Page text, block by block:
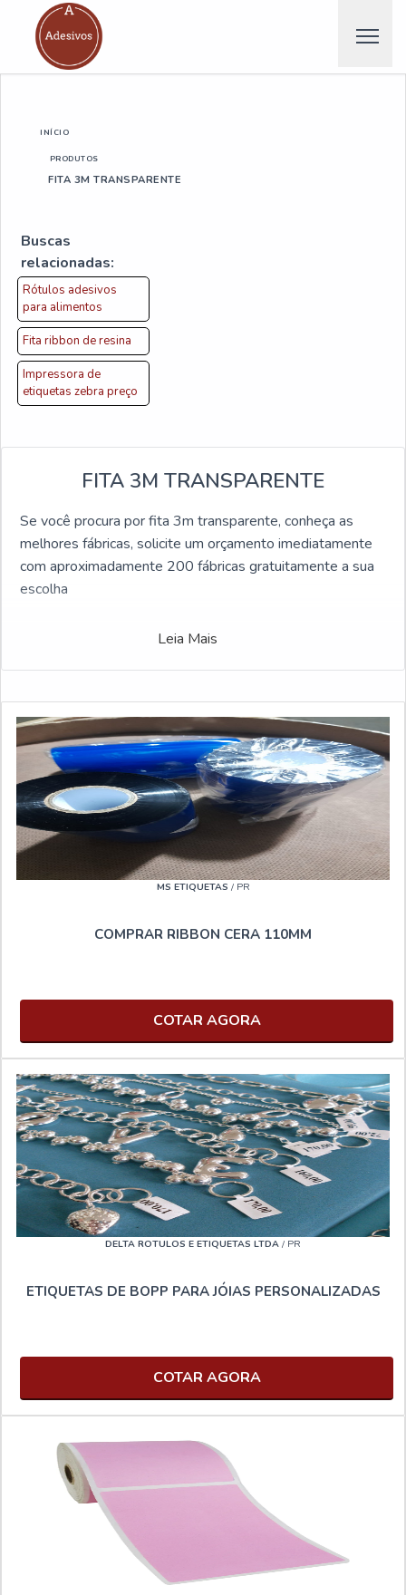
INÍCIO
PRODUTOS
FITA 3M TRANSPARENTE
Buscas
relacionadas:
Rótulos adesivos
para alimentos
Fita ribbon de resina
Impressora de
etiquetas zebra preço
FITA 3M TRANSPARENTE
Se você procura por fita 3m transparente, conheça as
melhores fábricas, solicite um orçamento imediatamente
com aproximadamente 200 fábricas gratuitamente a sua
escolha
Leia Mais
MS ETIQUETAS / PR
COMPRAR RIBBON CERA 110MM
COTAR AGORA
DELTA ROTULOS E ETIQUETAS LTDA / PR
ETIQUETAS DE BOPP PARA JÓIAS PERSONALIZADAS
COTAR AGORA